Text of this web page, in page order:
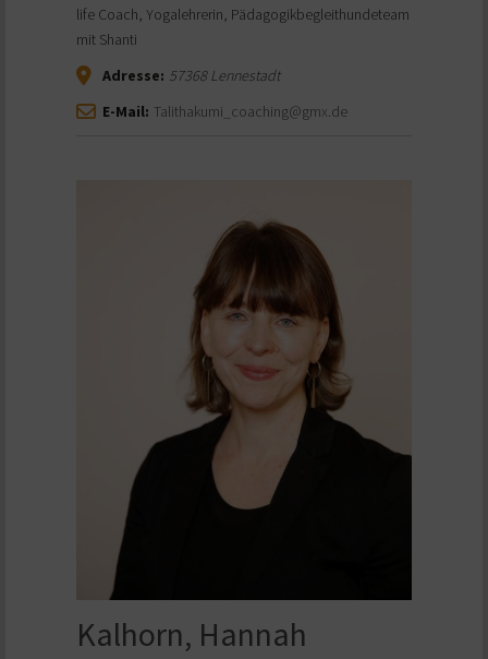
life Coach, Yogalehrerin, Pädagogikbegleithundeteam
mit Shanti
Adresse: 57368Lennestadt
E-Mail: Talithakumi_coaching@gmx.de
Kalhorn, Hannah